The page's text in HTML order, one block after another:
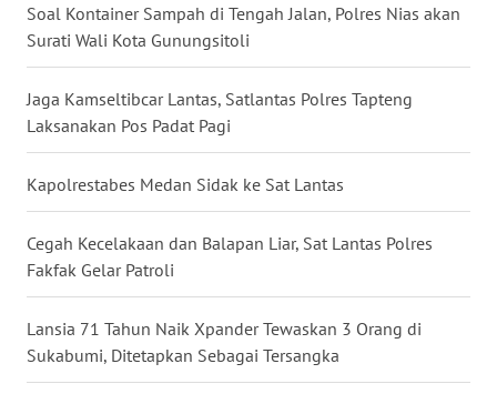
Soal Kontainer Sampah di Tengah Jalan, Polres Nias akan
Surati Wali Kota Gunungsitoli
Jaga Kamseltibcar Lantas, Satlantas Polres Tapteng
Laksanakan Pos Padat Pagi
Kapolrestabes Medan Sidak ke Sat Lantas
Cegah Kecelakaan dan Balapan Liar, Sat Lantas Polres
Fakfak Gelar Patroli
Lansia 71 Tahun Naik Xpander Tewaskan 3 Orang di
Sukabumi, Ditetapkan Sebagai Tersangka
WN
KALTIM
WN
SULSEL
WN
GORONTALO
SULUT
WN
MALUKU